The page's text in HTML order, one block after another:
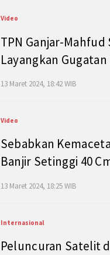
Video
TPN Ganjar-
Layangkan
13 Maret 2024, 18:42 WIB
Video
Sebabkan
Banjir Setinggi 40
13 Maret 2024, 18:25 WIB
Internasional
Peluncuran Satelit